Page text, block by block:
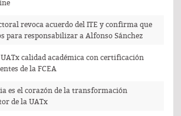
revoca acuerdo del ITE y confirma que
para responsabilizar a Alfonso Sánchez
calidad académica con certificación
de la FCEA
es el corazón de la transformación
de la UATx